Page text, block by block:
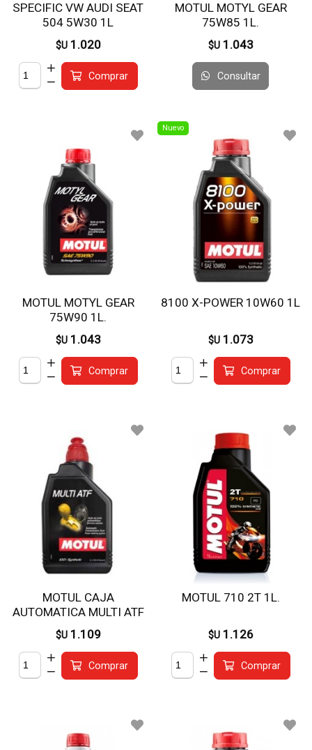
SPECIFIC VW AUDI SEAT
504 5W30 1L
$U 1.020
Comprar
MOTUL MOTYL GEAR
75W85 1L.
$U 1.043
Consultar
MOTUL MOTYL GEAR
75W90 1L.
$U 1.043
Comprar
Nuevo
8100 X-POWER 10W60 1L
$U 1.073
Comprar
MOTUL CAJA
AUTOMATICA MULTI ATF
1L
$U 1.109
Comprar
MOTUL 710 2T 1L.
$U 1.126
Comprar